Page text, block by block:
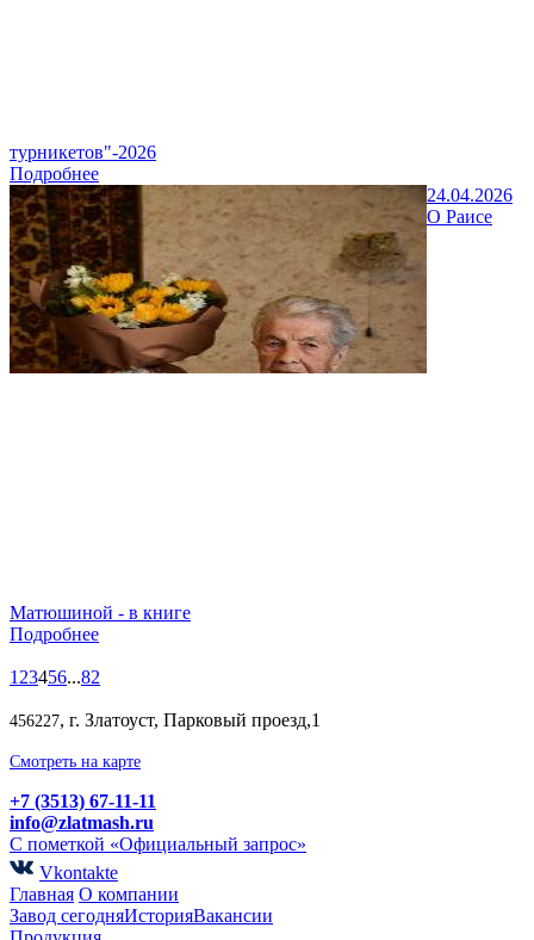
турникетов"-2026
Подробнее
24.04.2026
О Раисе
Матюшиной - в книге
Подробнее
1 23456...82
456227, г. Златоуст, Парковый проезд,1
Смотреть на карте
+7 (3513) 67-11-11
info@zlatmash.ru
С пометкой «Официальный запрос»
Vkontakte
Главная О компании
Завод сегодняИсторияВакансии